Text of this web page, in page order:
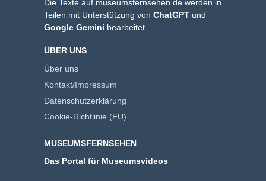
Die Texte auf museumsfernsehen.de werden in
Teilen mit Unterstützung von ChatGPT und
Google Gemini bearbeitet.
ÜBER UNS
Über uns
Kontakt/Impressum
Datenschutzerklärung
Cookie-Richtlinie (EU)
MUSEUMSFERNSEHEN
Das Portal für Museumsvideos